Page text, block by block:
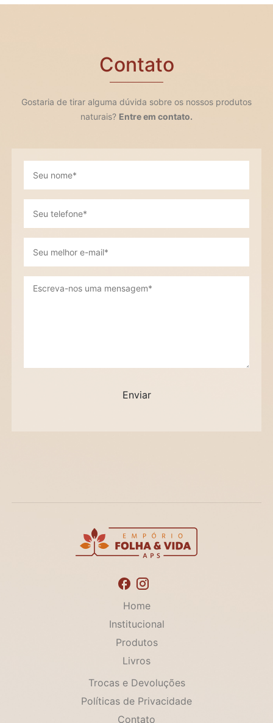
Contato
Gostaria de tirar alguma dúvida sobre os nossos produtos
naturais? Entre em contato.
Home
Institucional
Produtos
Livros
Trocas e Devoluções
Políticas de Privacidade
Contato